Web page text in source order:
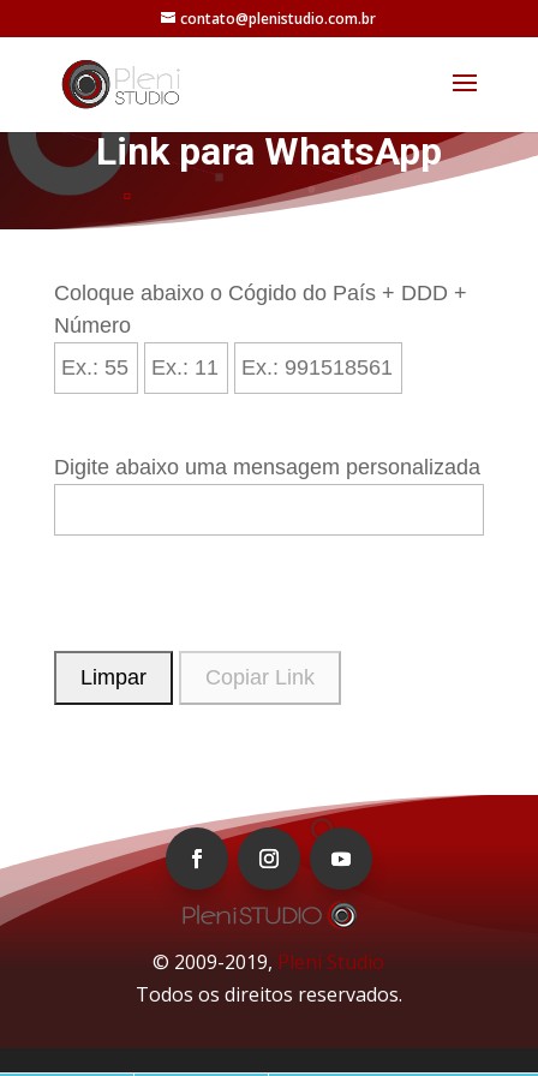
contato@plenistudio.com.br
Link para WhatsApp
Coloque abaixo o Cógido do País + DDD +
Número
Digite abaixo uma mensagem personalizada
© 2009-2019, Pleni Studio
Todos os direitos reservados.